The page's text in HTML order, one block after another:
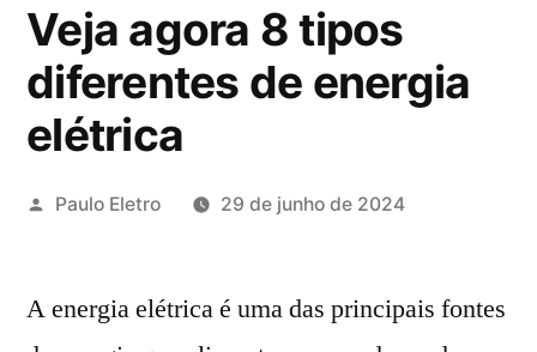
Veja agora 8 tipos
diferentes de energia
elétrica
Publicado
Paulo Eletro 29 de junho de 2024
A energia elétrica é uma das principais fontes